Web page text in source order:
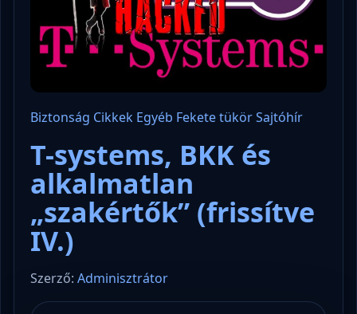
Biztonság Cikkek Egyéb Fekete tükörSajtóhír
T-systems, BKK és
alkalmatlan
„szakértők” (frissítve
IV.)
Szerző: Adminisztrátor